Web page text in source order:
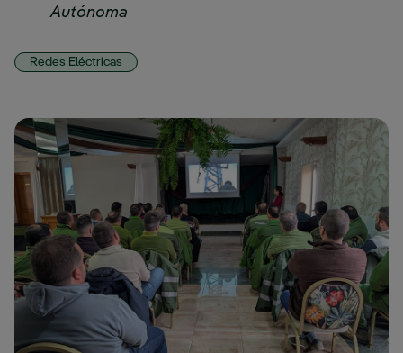
Autónoma
Redes Eléctricas